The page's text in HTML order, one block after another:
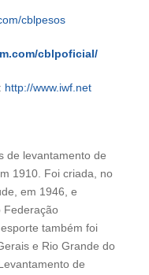
cblpesos
cblpoficial/
: http://www.iwf.net
de levantamento de
1910. Foi criada, no
em 1946, e
Federação
também foi
e Rio Grande do
de